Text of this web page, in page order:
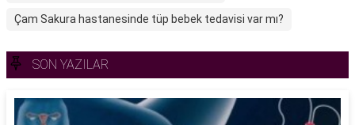
Çam Sakura hastanesinde tüp bebek tedavisi var mı?
SON YAZILAR